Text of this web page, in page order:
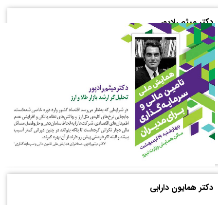
دکتر میثم رادپور
دکترای گرایش بانکداری مدیریت،
عضو هیات‌مدیره شرکت کارگزاری ملل،
تحلیل‌گر ارشد بازار طلا و ارز
دارای سابقه تدریس در دانشگاه‌های صنعتی شریف، تهران، شهید
بهشتی، علامه طباطبایی و امام صادق در مقاطع کارشناسی ارشد و
دکتری
و دارای تالیفات متعدد در زمینه دانش مالی و سرمایه‌گذاری،
در همایش ملی تامین مالی و سرمایه‌گذاری برای مدیران، به تبیین
چشم‌انداز بازار ارز در سال جاری و تاثیر آن بر بنگاه‌های اقتصادی
دکتر همایون دارابی